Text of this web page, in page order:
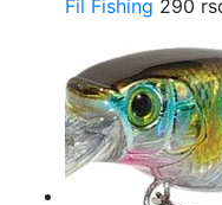
Fil Fishing 290